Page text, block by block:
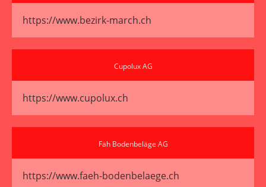
https://www.bezirk-march.ch
Cupolux AG
https://www.cupolux.ch
Fäh Bodenbeläge AG
https://www.faeh-bodenbelaege.ch